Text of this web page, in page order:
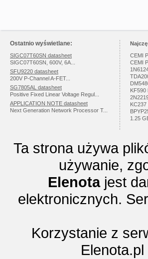
Ostatnio wyświetlane:
SIGC07T60SN datasheet
SIGC07T60SN, 600V, 6A...
SFU9220 datasheet
200V P-Channel A-FET...
SG7805AL datasheet
Positive Fixed Linear Voltage Regul...
APPLICATION NOTE datasheet
Next Generation Network Processor T...
CEMI
CEMI
KF590
KC237
1.25
Ta strona używa
używanie,
Elenotajest
elektronicznych.
Korzystanie z